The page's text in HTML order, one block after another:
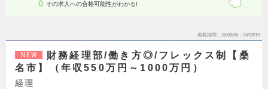
その求人への合格可能性がわかる!
掲載期間 26/08/06～26/08/19
NEW
財務経理部/働き方◎/フレックス制【桑
名市】（年収550万円～1000万円）
経理